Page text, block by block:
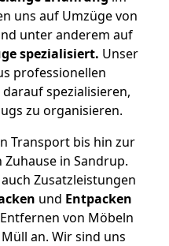
uns auf Umzüge von
unter anderem auf
spezialisiert. Unser
professionellen
spezialisieren,
zu organisieren.
Transport bis hin zur
in Sandrup.
Zusatzleistungen
und Entpacken
von Möbeln
an. Wir sind uns